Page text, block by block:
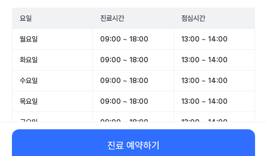
요일 진료시간 점심시간
월요일 09:00 ~ 18:00 13:00 ~ 14:00
화요일 09:00 ~ 18:00 13:00 ~ 14:00
수요일 09:00 ~ 18:00 13:00 ~ 14:00
목요일 09:00 ~ 18:00 13:00 ~ 14:00
금요일 09:00 ~ 18:00 13:00 ~ 14:00
09:00 ~ 13:00
진료 예약하기